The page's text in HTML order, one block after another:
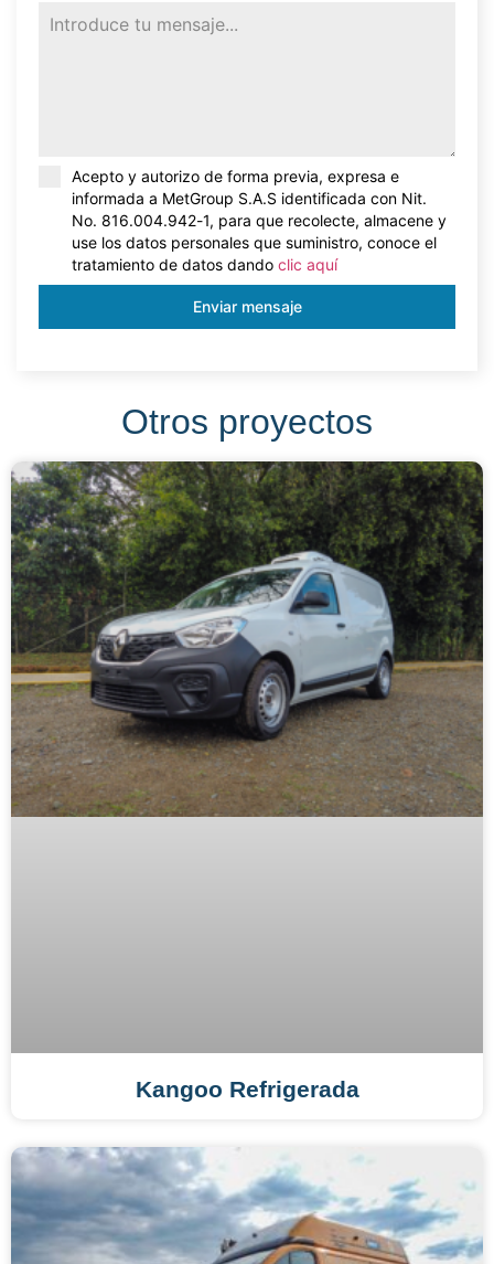
Acepto y autorizo de forma previa, expresa e
informada a MetGroup S.A.S identificada con Nit.
No. 816.004.942-1, para que recolecte, almacene y
use los datos personales que suministro, conoce el
tratamiento de datos dando clic aquí
Enviar mensaje
Otros proyectos
Kangoo Refrigerada